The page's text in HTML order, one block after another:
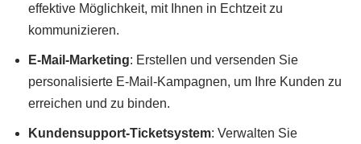
effektive Möglichkeit, mit Ihnen in Echtzeit zu
kommunizieren.
E-Mail-Marketing: Erstellen und versenden Sie
personalisierte E-Mail-Kampagnen, um Ihre Kunden zu
erreichen und zu binden.
Kundensupport-Ticketsystem: Verwalten Sie